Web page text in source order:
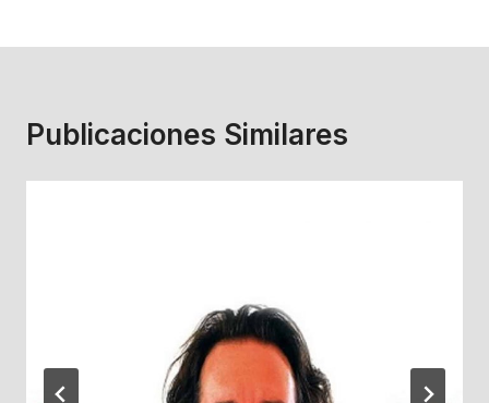
Publicaciones Similares